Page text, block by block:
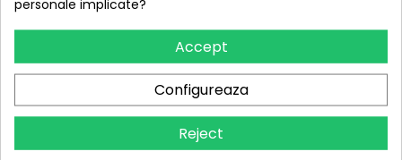
PRODUSE 

personale implicate?
Accept
Configureaza
Reject